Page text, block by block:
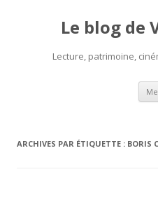
Le blog de
Lecture, patrimoine,
ARCHIVES PAR ÉTIQUETTE : BORIS